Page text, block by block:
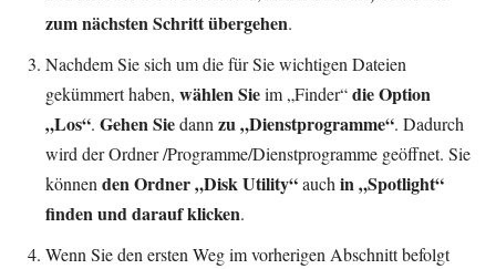
zum nächsten Schritt übergehen.
Nachdem Sie sich um die für Sie wichtigen Dateien
gekümmert haben, wählen Sieim „Finder“die Option
„Los“. Gehen Siedann zu „Dienstprogramme“. Dadurch
wird der Ordner /Programme/Dienstprogramme geöffnet. Sie
können den Ordner „Disk Utility“auch in „Spotlight“
finden und darauf klicken.
Wenn Sie den ersten Weg im vorherigen Abschnitt befolgt